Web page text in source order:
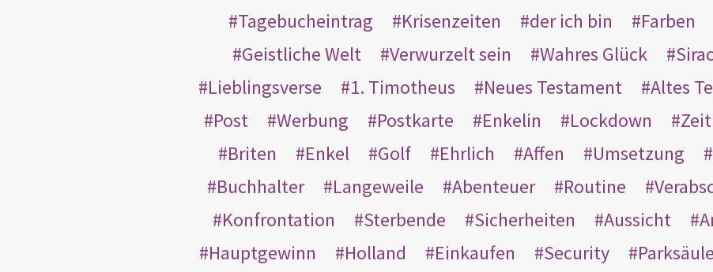
Tagebucheintrag
Krisenzeiten der ich bin Farben
Geistliche Welt
Verwurzelt sein Wahres Glück
Lieblingsverse
1. Timotheus Neues Testament Altes
Post
Werbung Postkarte Enkelin Lockdown
Briten
Enkel Golf Ehrlich Affen Umsetzung
Buchhalter
Langeweile Abenteuer Routine
Konfrontation
Sterbende Sicherheiten Aussicht
Hauptgewinn
Holland Einkaufen Security Parksäule